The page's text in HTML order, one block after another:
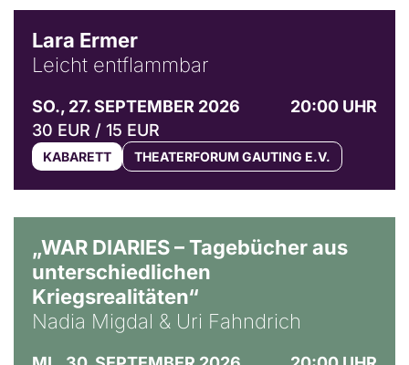
Lara Ermer
Leicht entflammbar
SO., 27. SEPTEMBER 2026
20:00 UHR
30 EUR / 15 EUR
KABARETT THEATERFORUM GAUTING E.V.
„WAR DIARIES – Tagebücher aus
unterschiedlichen
Kriegsrealitäten“
Nadia Migdal & Uri Fahndrich